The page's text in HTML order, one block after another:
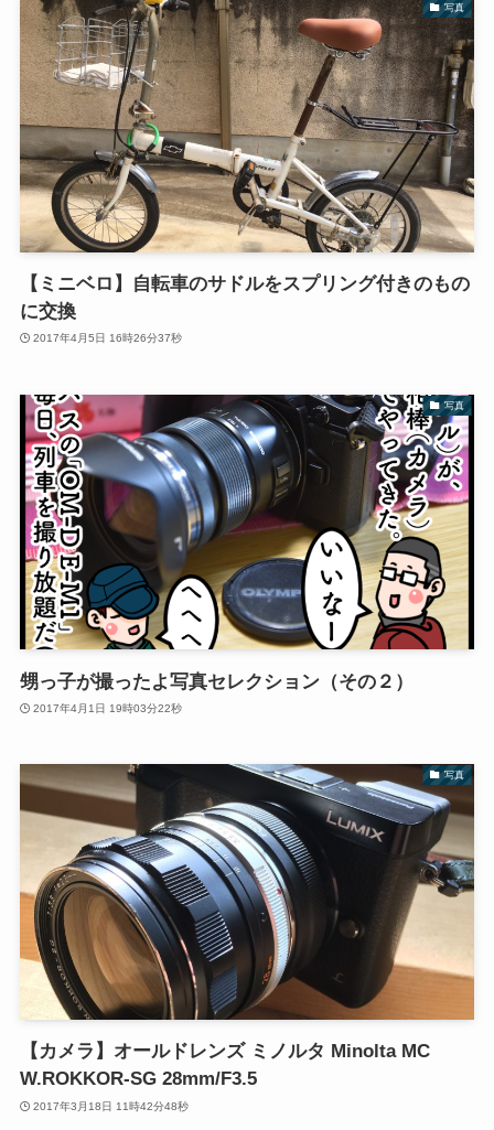
写真
【ミニベロ】自転車のサドルをスプリング付きのもの
に交換
2017年4月5日 16時26分37秒
写真
甥っ子が撮ったよ写真セレクション（その２）
2017年4月1日 19時03分22秒
写真
【カメラ】オールドレンズ ミノルタ Minolta MC
W.ROKKOR-SG 28mm/F3.5
2017年3月18日 11時42分48秒